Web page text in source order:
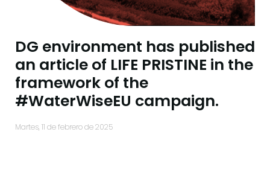
DG environment has published
an article of LIFE PRISTINE in the
framework of the
#WaterWiseEU campaign.
martes, 11 de febrero de 2025